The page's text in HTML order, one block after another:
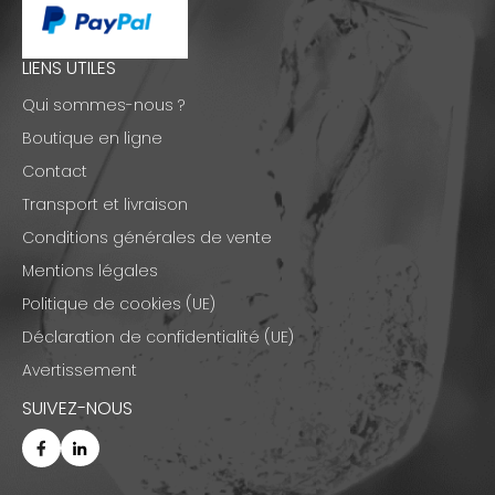
LIENS UTILES
Qui sommes-nous ?
Boutique en ligne
Contact
Transport et livraison
Conditions générales de vente
Mentions légales
Politique de cookies (UE)
Déclaration de confidentialité (UE)
Avertissement
SUIVEZ-NOUS